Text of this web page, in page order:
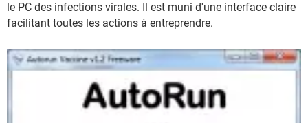
le PC des infections virales. Il est muni d'une interface claire
facilitant toutes les actions à entreprendre.